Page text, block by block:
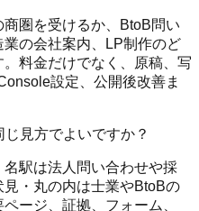
圏を受けるか、BtoB問い
の会社案内、LP制作のど
料金だけでなく、原稿、写
設定、公開後改善ま
見方でよいですか？
駅は法人問い合わせや採
・丸の内は士業やBtoBの
ージ、証拠、フォーム、